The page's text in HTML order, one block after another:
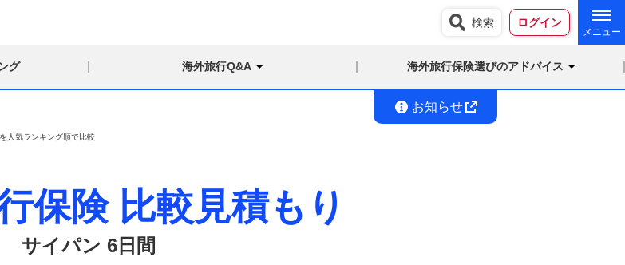
検索 ログイン
グ 海外旅行Q&A 海外旅行保険選びのアドバイス
お知らせ
人気ランキング順で比較
保険 比較見積もり
サイパン 6日間